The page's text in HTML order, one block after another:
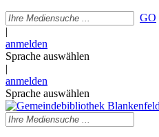
GO
|
anmelden
Sprache auswählen
|
anmelden
Sprache auswählen